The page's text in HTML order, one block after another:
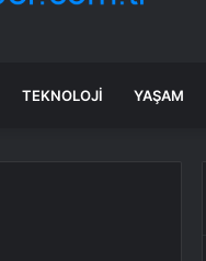
TEKNOLOJI YAŞAM